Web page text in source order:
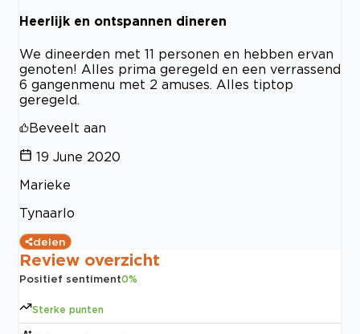
Heerlijk en ontspannen dineren
We dineerden met 11 personen en hebben ervan
genoten! Alles prima geregeld en een verrassend
6 gangenmenu met 2 amuses. Alles tiptop
geregeld.
Beveelt aan
19 June 2020
Marieke
Tynaarlo
delen
Review overzicht
Positief sentiment0%
Sterke punten